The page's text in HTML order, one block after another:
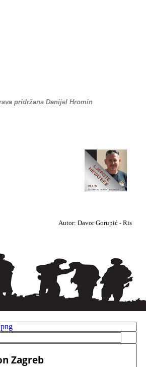
pridržana Danijel Hromin
Autor: Davor Gorupić - Ris
Zagreb